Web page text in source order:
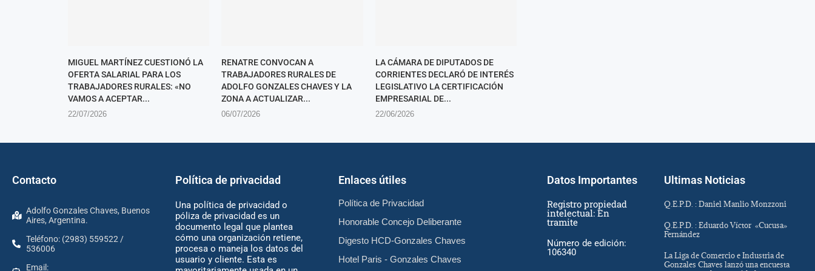
MIGUEL MARTÍNEZ CUESTIONÓ LA
OFERTA SALARIAL PARA LOS
TRABAJADORES RURALES: «NO
VAMOS A ACEPTAR...
22/07/2026
RENATRE CONVOCAN A
TRABAJADORES RURALES DE
ADOLFO GONZALES CHAVES Y LA
ZONA A ACTUALIZAR...
06/07/2026
LA CÁMARA DE DIPUTADOS DE
CORRIENTES DECLARÓ DE INTERÉS
LEGISLATIVO LA CERTIFICACIÓN
EMPRESARIAL DE...
22/06/2026
Contacto
Adolfo Gonzales Chaves, Buenos
Aires, Argentina.
Teléfono: (2983) 559522 /
536006
Email:
Política de privacidad
Una política de privacidad o
póliza de privacidad es un
documento legal que plantea
cómo una organización retiene,
procesa o maneja los datos del
usuario y cliente. Esta es
Enlaces útiles
Política de Privacidad
Honorable Concejo Deliberante
Digesto HCD-Gonzales Chaves
Hotel Paris - Gonzales Chaves
Datos Importantes
Registro propiedad
intelectual: En
tramite
Número de edición:
106340
Ultimas Noticias
Q.E.P.D. : Daniel Manlio Monzzoni
Q.E.P.D. : Eduardo Víctor «Cucusa»
Fernández
La Liga de Comercio e Industria de
Gonzales Chaves lanzó una encuesta